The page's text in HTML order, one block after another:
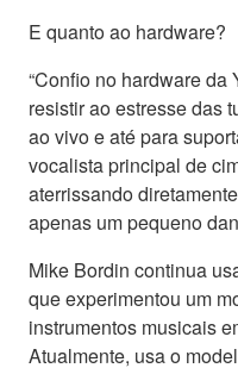
E quanto ao hardware?
“Confio no hardware
resistir ao estresse das
ao vivo e até para
vocalista principal de
aterrissando
apenas um pequeno
Mike Bordin continua
que experimentou um
instrumentos musicais
Atualmente, usa o